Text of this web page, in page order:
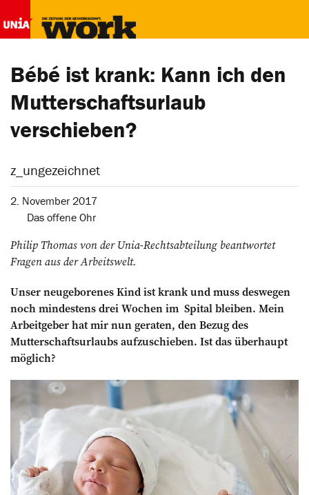
Bébé ist krank: Kann ich den
Mutterschaftsurlaub
verschieben?
z_ungezeichnet
2. November 2017
Das offene Ohr
Philip Thomas von der Unia-Rechtsabteilung beantwortet
Fragen aus der Arbeitswelt.
Unser neugeborenes Kind ist krank und muss deswegen
noch mindestens drei Wochen im Spital bleiben. Mein
Arbeitgeber hat mir nun geraten, den Bezug des
Mutterschaftsurlaubsaufzuschieben. Ist das überhaupt
möglich?